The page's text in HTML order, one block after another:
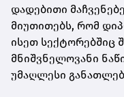
დადებითი
მიუთითებს, რომ
ისეთ სექტორებშიც
მნიშვნელოვანი
უმაღლესი